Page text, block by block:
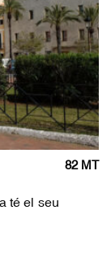
82 MT
té el seu